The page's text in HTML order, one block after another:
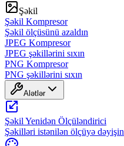
Şəkil
Şəkil Kompresor
Şəkil ölçüsünü azaldın
JPEG Kompresor
JPEG şəkillərini sıxın
PNG Kompresor
PNG şəkillərini sıxın
Alətlər
Şəkil Yenidən Ölçüləndirici
Şəkilləri istənilən ölçüyə dəyişin